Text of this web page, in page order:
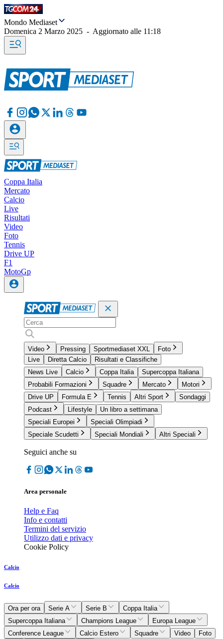
Mondo Mediaset
Domenica 2 Marzo 2025 - Aggiornato alle 11:18
Coppa Italia
Mercato
Calcio
Live
Risultati
Video
Foto
Tennis
Drive UP
F1
MotoGp
Video Pressing Sportmediaset XXL
Foto
Live
Diretta Calcio
Risultati e Classifiche
News Live
Calcio Coppa Italia
Supercoppa Italiana
Probabili Formazioni
Squadre Mercato
Motori
Drive UP
Formula E Tennis Altri Sport
Sondaggi
Podcast
Lifestyle
Un libro a settimana
Speciali Europei
Speciali Olimpiadi
Speciale Scudetti
Speciali Mondiali Altri Speciali
Seguici anche su
Area personale
Help e Faq
Info e contatti
Termini del servizio
Utilizzo dati e privacy
Cookie Policy
Calcio
Calcio
Ora per ora Serie A Serie B
Coppa Italia
Supercoppa Italiana
Champions League
Europa League
Conference League
Calcio Estero Squadre Video
Foto